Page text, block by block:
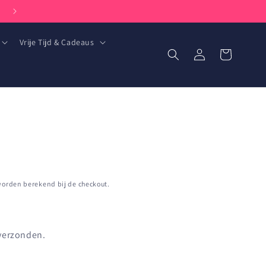
Vrije Tijd & Cadeaus
InloggenWinkelwagen
berekend bij de checkout.